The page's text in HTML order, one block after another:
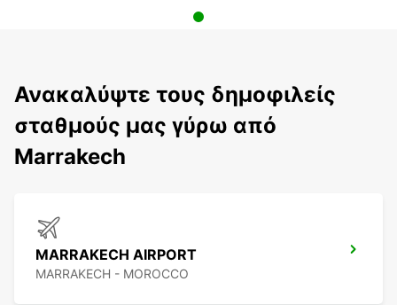
Ανακαλύψτε τους δημοφιλείς
σταθμούς μας γύρω από
Marrakech
MARRAKECH AIRPORT
MARRAKECH - MOROCCO